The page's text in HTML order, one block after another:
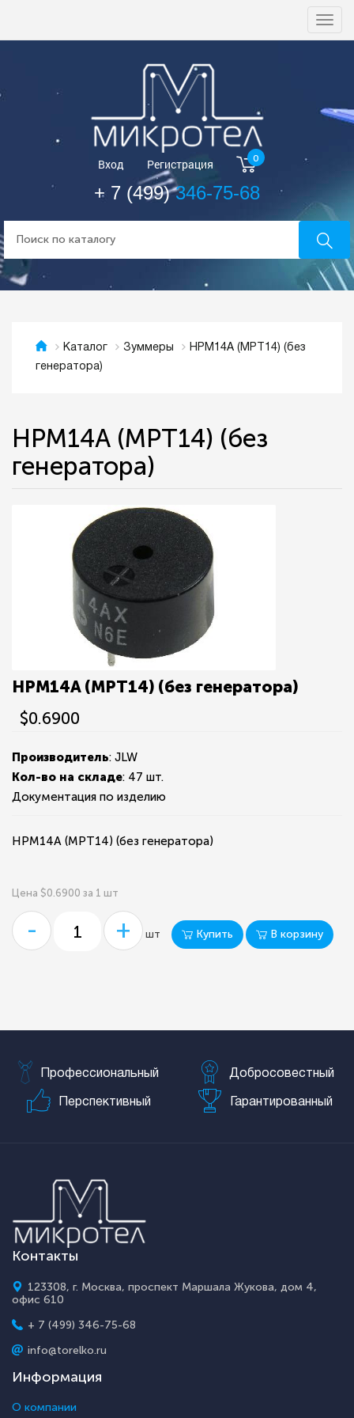
Вход Регистрация 0
+ 7 (499)346-75-68
Каталог Зуммеры
HPM14A (MPT14) (без
генератора)
HPM14A (MPT14) (без
генератора)
HPM14A (MPT14) (без генератора)
$0.6900
Производитель: JLW
Кол-во на складе: 47 шт.
Документация по изделию
HPM14A (MPT14) (без генератора)
Цена $0.6900 за 1 шт
- + шт Купить В корзину
Профессиональный Добросовестный
Перспективный Гарантированный
Контакты
123308, г. Москва, проспект Маршала Жукова, дом 4,
офис 610
+ 7 (499) 346-75-68
info@torelko.ru
Информация
О компании